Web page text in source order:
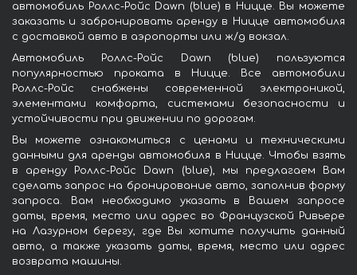
автомобиль Роллс-Ройс Dawn (blue) в Ницце. Вы можете
заказать и забронировать аренду в Ницце автомобиля
с доставкой авто в аэропорты или ж/д вокзал.
Автомобиль Роллс-Ройс Dawn (blue) пользуются
популярностью проката в Ницце. Все автомобили
Роллс-Ройс снабжены современной электроникой,
элементами комфорта, системами безопасности и
устойчивости при движении по дорогам.
Вы можете ознакомиться с ценами и техническими
данными для аренды автомобиля в Ницце. Чтобы взять
в аренду Роллс-Ройс Dawn (blue), мы предлагаем Вам
сделать запрос на бронирование авто, заполнив форму
запроса. Вам необходимо указать в Вашем запросе
даты, время, место или адрес во Французской Ривьере
на Лазурном берегу, где Вы хотите получить данный
авто, а также указать даты, время, место или адрес
возврата машины.